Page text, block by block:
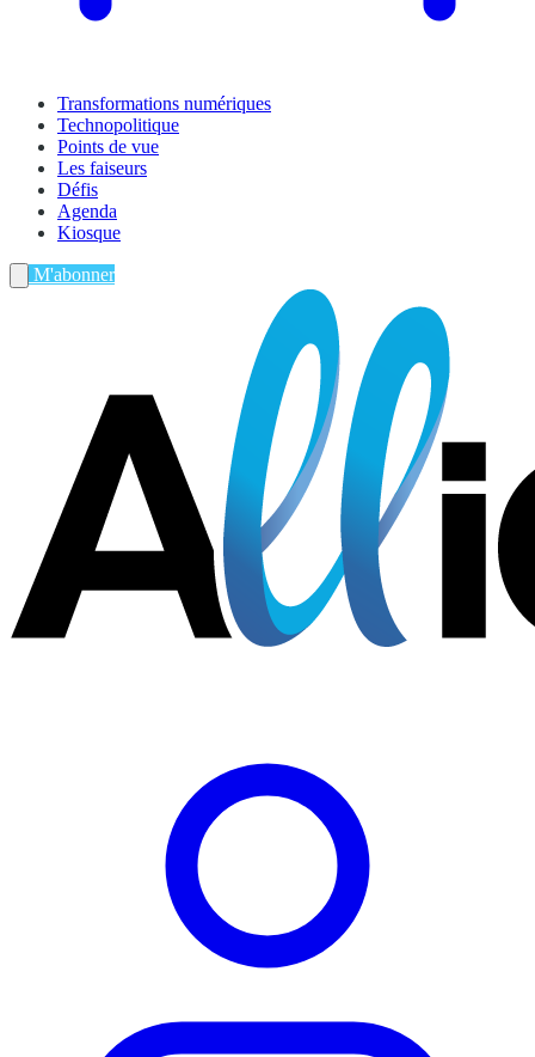
Transformations numériques
Technopolitique
Points de vue
Les faiseurs
Défis
Agenda
Kiosque
M'abonner